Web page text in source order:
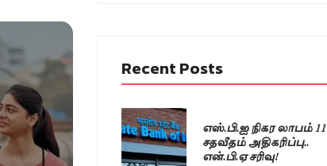
Recent Posts
எஸ்.பி.ஐ நிகர லாபம் 11
சதவீதம் அதிகரிப்பு..
என்.பி.ஏ சரிவு!